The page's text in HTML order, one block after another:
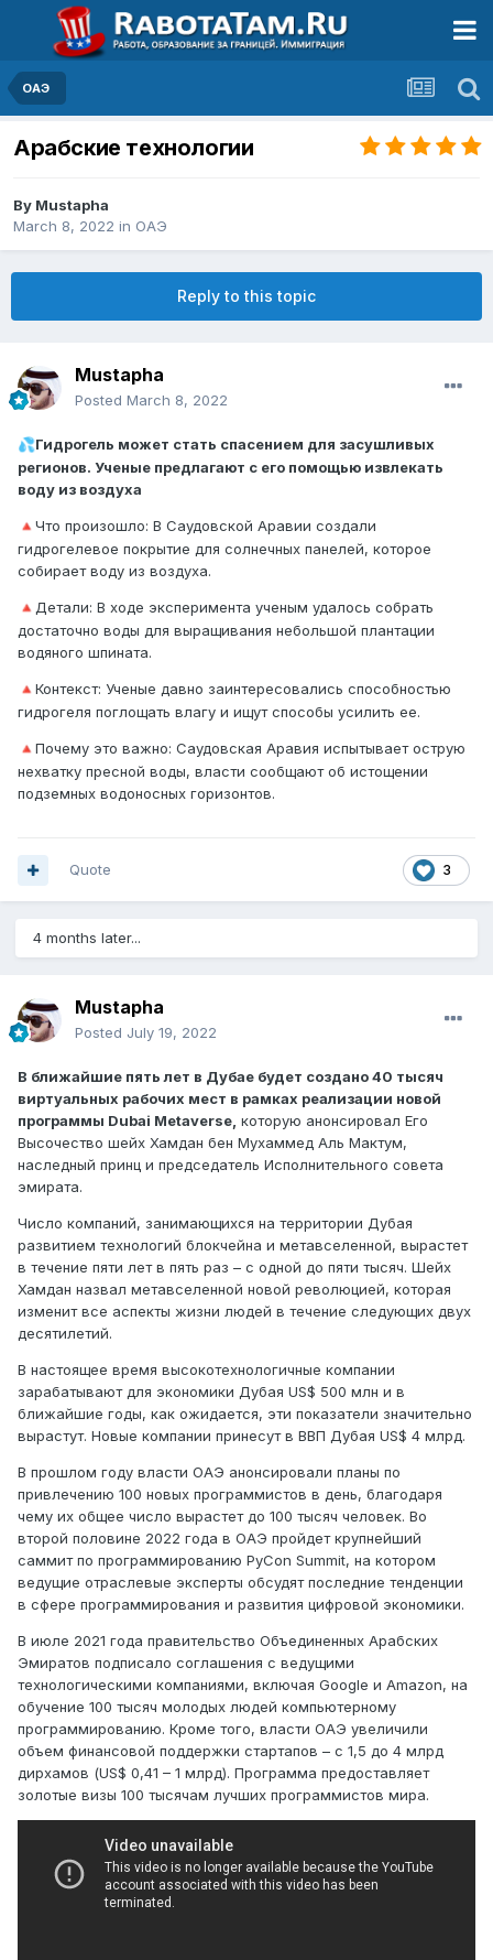
ОАЭ
Арабские технологии
By Mustapha
March 8, 2022 in ОАЭ
Reply to this topic
Mustapha
Posted March 8, 2022
💦Гидрогель может стать спасением для засушливых
регионов. Ученые предлагают с его помощью извлекать
воду из воздуха
🔺 ️Что произошло: В Саудовской Аравии создали
гидрогелевое покрытие для солнечных панелей, которое
собирает воду из воздуха.
🔺 ️Детали: В ходе эксперимента ученым удалось собрать
достаточно воды для выращивания небольшой плантации
водяного шпината.
🔺 ️Контекст: Ученые давно заинтересовались способностью
гидрогеля поглощать влагу и ищут способы усилить ее.
🔺 ️Почему это важно: Саудовская Аравия испытывает острую
нехватку пресной воды, власти сообщают об истощении
подземных водоносных горизонтов.
3
Quote
4 months later...
Mustapha
Posted July 19, 2022
В ближайшие пять лет в Дубае будет создано 40 тысяч
виртуальных рабочих мест в рамках реализации новой
программы Dubai Metaverse, которую анонсировал Его
Высочество шейх Хамдан бен Мухаммед Аль Мактум,
наследный принц и председатель Исполнительного совета
эмирата.
Число компаний, занимающихся на территории Дубая
развитием технологий блокчейна и метавселенной, вырастет
в течение пяти лет в пять раз – с одной до пяти тысяч. Шейх
Хамдан назвал метавселенной новой революцией, которая
изменит все аспекты жизни людей в течение следующих двух
десятилетий.
В настоящее время высокотехнологичные компании
зарабатывают для экономики Дубая US$ 500 млн и в
ближайшие годы, как ожидается, эти показатели значительно
вырастут. Новые компании принесут в ВВП Дубая US$ 4 млрд.
В прошлом году власти ОАЭ анонсировали планы по
привлечению 100 новых программистов в день, благодаря
чему их общее число вырастет до 100 тысяч человек. Во
второй половине 2022 года в ОАЭ пройдет крупнейший
саммит по программированию PyCon Summit, на котором
ведущие отраслевые эксперты обсудят последние тенденции
в сфере программирования и развития цифровой экономики.
В июле 2021 года правительство Объединенных Арабских
Эмиратов подписало соглашения с ведущими
технологическими компаниями, включая Google и Amazon, на
обучение 100 тысяч молодых людей компьютерному
программированию. Кроме того, власти ОАЭ увеличили
объем финансовой поддержки стартапов – с 1,5 до 4 млрд
дирхамов (US$ 0,41 – 1 млрд). Программа предоставляет
золотые визы 100 тысячам лучших программистов мира.